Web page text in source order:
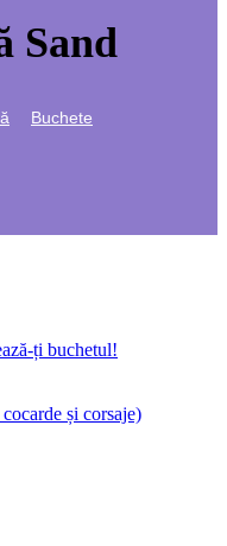
Sand
Buchete
ți buchetul!
și corsaje)